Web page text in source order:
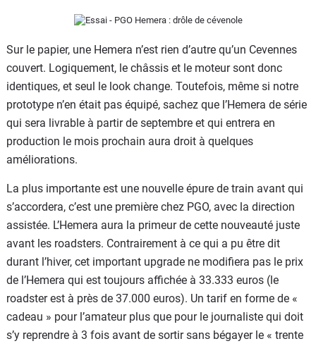
Forum
Moto
Marques
Sur le papier, une Hemera n’est rien d’autre qu’un Cevennes
couvert. Logiquement, le châssis et le moteur sont donc
identiques, et seul le look change. Toutefois, même si notre
prototype n’en était pas équipé, sachez que l’Hemera de série
qui sera livrable à partir de septembre et qui entrera en
production le mois prochain aura droit à quelques
améliorations.
La plus importante est une nouvelle épure de train avant qui
s’accordera, c’est une première chez PGO, avec la direction
assistée. L’Hemera aura la primeur de cette nouveauté juste
avant les roadsters. Contrairement à ce qui a pu être dit
durant l’hiver, cet important upgrade ne modifiera pas le prix
de l’Hemera qui est toujours affichée à 33.333 euros (le
roadster est à près de 37.000 euros). Un tarif en forme de «
cadeau » pour l’amateur plus que pour le journaliste qui doit
s’y reprendre à 3 fois avant de sortir sans bégayer le « trente